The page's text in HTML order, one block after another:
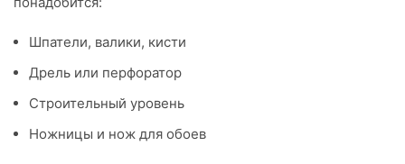
Шпатели, валики, кисти
Дрель или перфоратор
Строительный уровень
Ножницы и нож для обоев